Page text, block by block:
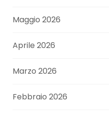
Maggio 2026
Aprile 2026
Marzo 2026
Febbraio 2026